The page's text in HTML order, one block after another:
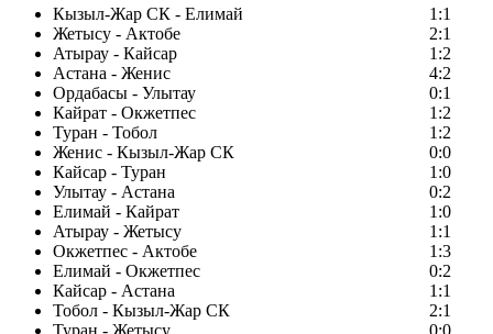
Кызыл-Жар СК - Елимай
1:1
Жетысу - Актобе
2:1
Атырау - Кайсар
1:2
Астана - Женис
4:2
Ордабасы - Улытау
0:1
Кайрат - Окжетпес
1:2
Туран - Тобол
1:2
Женис - Кызыл-Жар СК
0:0
Кайсар - Туран
1:0
Улытау - Астана
0:2
Елимай - Кайрат
1:0
Атырау - Жетысу
1:1
Окжетпес - Актобе
1:3
Елимай - Окжетпес
0:2
Кайсар - Астана
1:1
Тобол - Кызыл-Жар СК
2:1